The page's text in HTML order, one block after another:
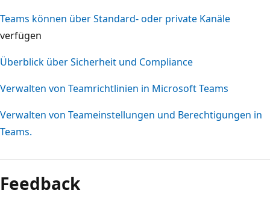
Teams können über Standard- oder private Kanäle
verfügen
Überblick über Sicherheit und Compliance
Verwalten von Teamrichtlinien in Microsoft Teams
Verwalten von Teameinstellungen und Berechtigungen in
Teams.
Feedback